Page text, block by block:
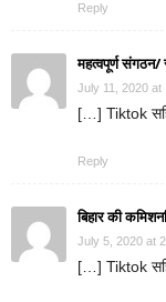
Reply
महत्वपूर्ण
July 11, 2020 at
[…] Tiktok
Reply
बिहार की
July 5, 2020 at
[…] Tiktok